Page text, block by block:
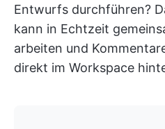
Entwurfs durchführen?
kann in Echtzeit
arbeiten und
direkt im Workspace